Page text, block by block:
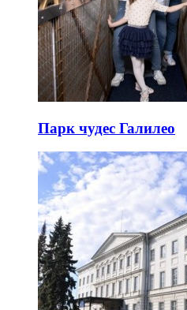
Парк чудес Галилео